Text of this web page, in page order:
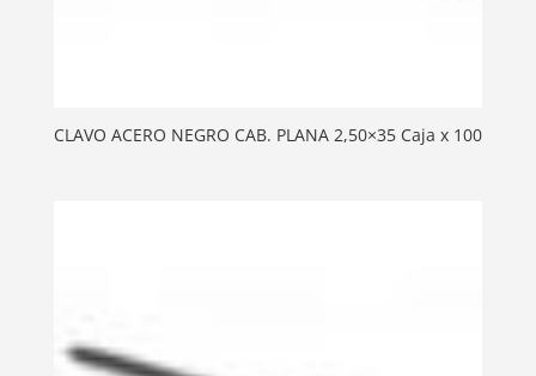
CLAVO ACERO NEGRO CAB. PLANA 2,50×35 Caja x 100